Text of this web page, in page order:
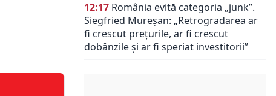
12:17 România evită categoria „junk”.
Siegfried Mureșan: „Retrogradarea ar
fi crescut preţurile, ar fi crescut
dobânzile şi ar fi speriat investitorii”